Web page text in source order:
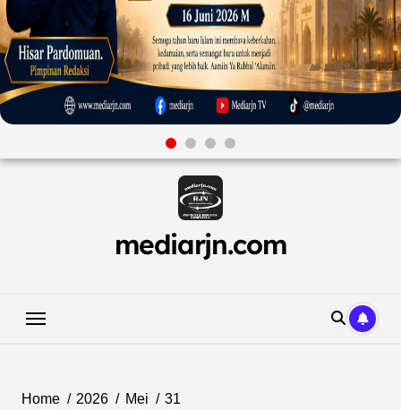
Skip
mediarjn.com
Home 2026 Mei
31